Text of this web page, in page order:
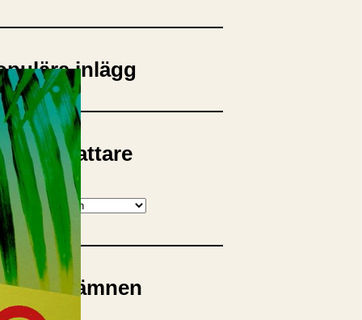
inlägg
författare
ämnen